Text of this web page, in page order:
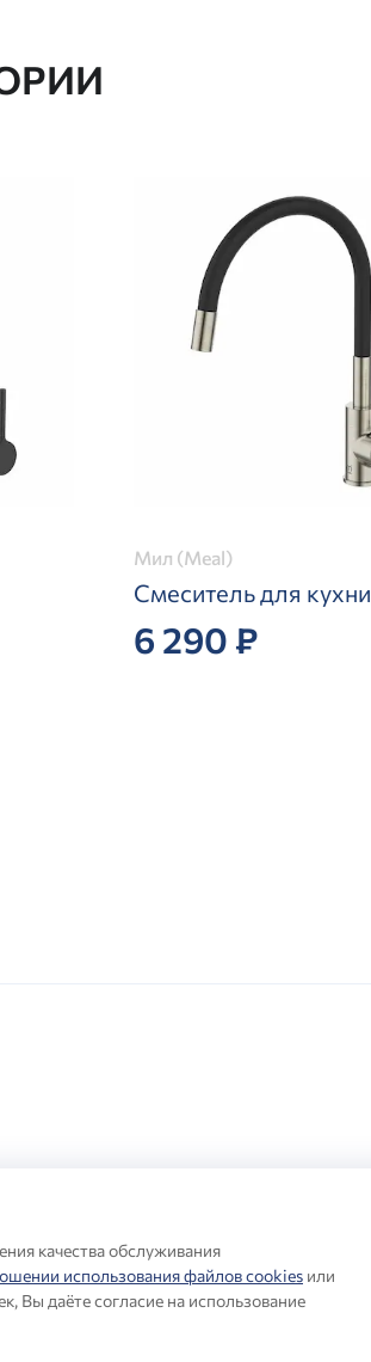
Мил (Meal)
Смеситель для кухни
6 290 ₽
качества обслуживания
использования файлов cookies или
Вы даёте согласие на использование